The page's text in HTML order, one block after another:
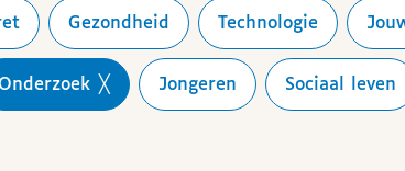
Gezondheid Technologie
Onderzoek Jongeren Sociaal leven